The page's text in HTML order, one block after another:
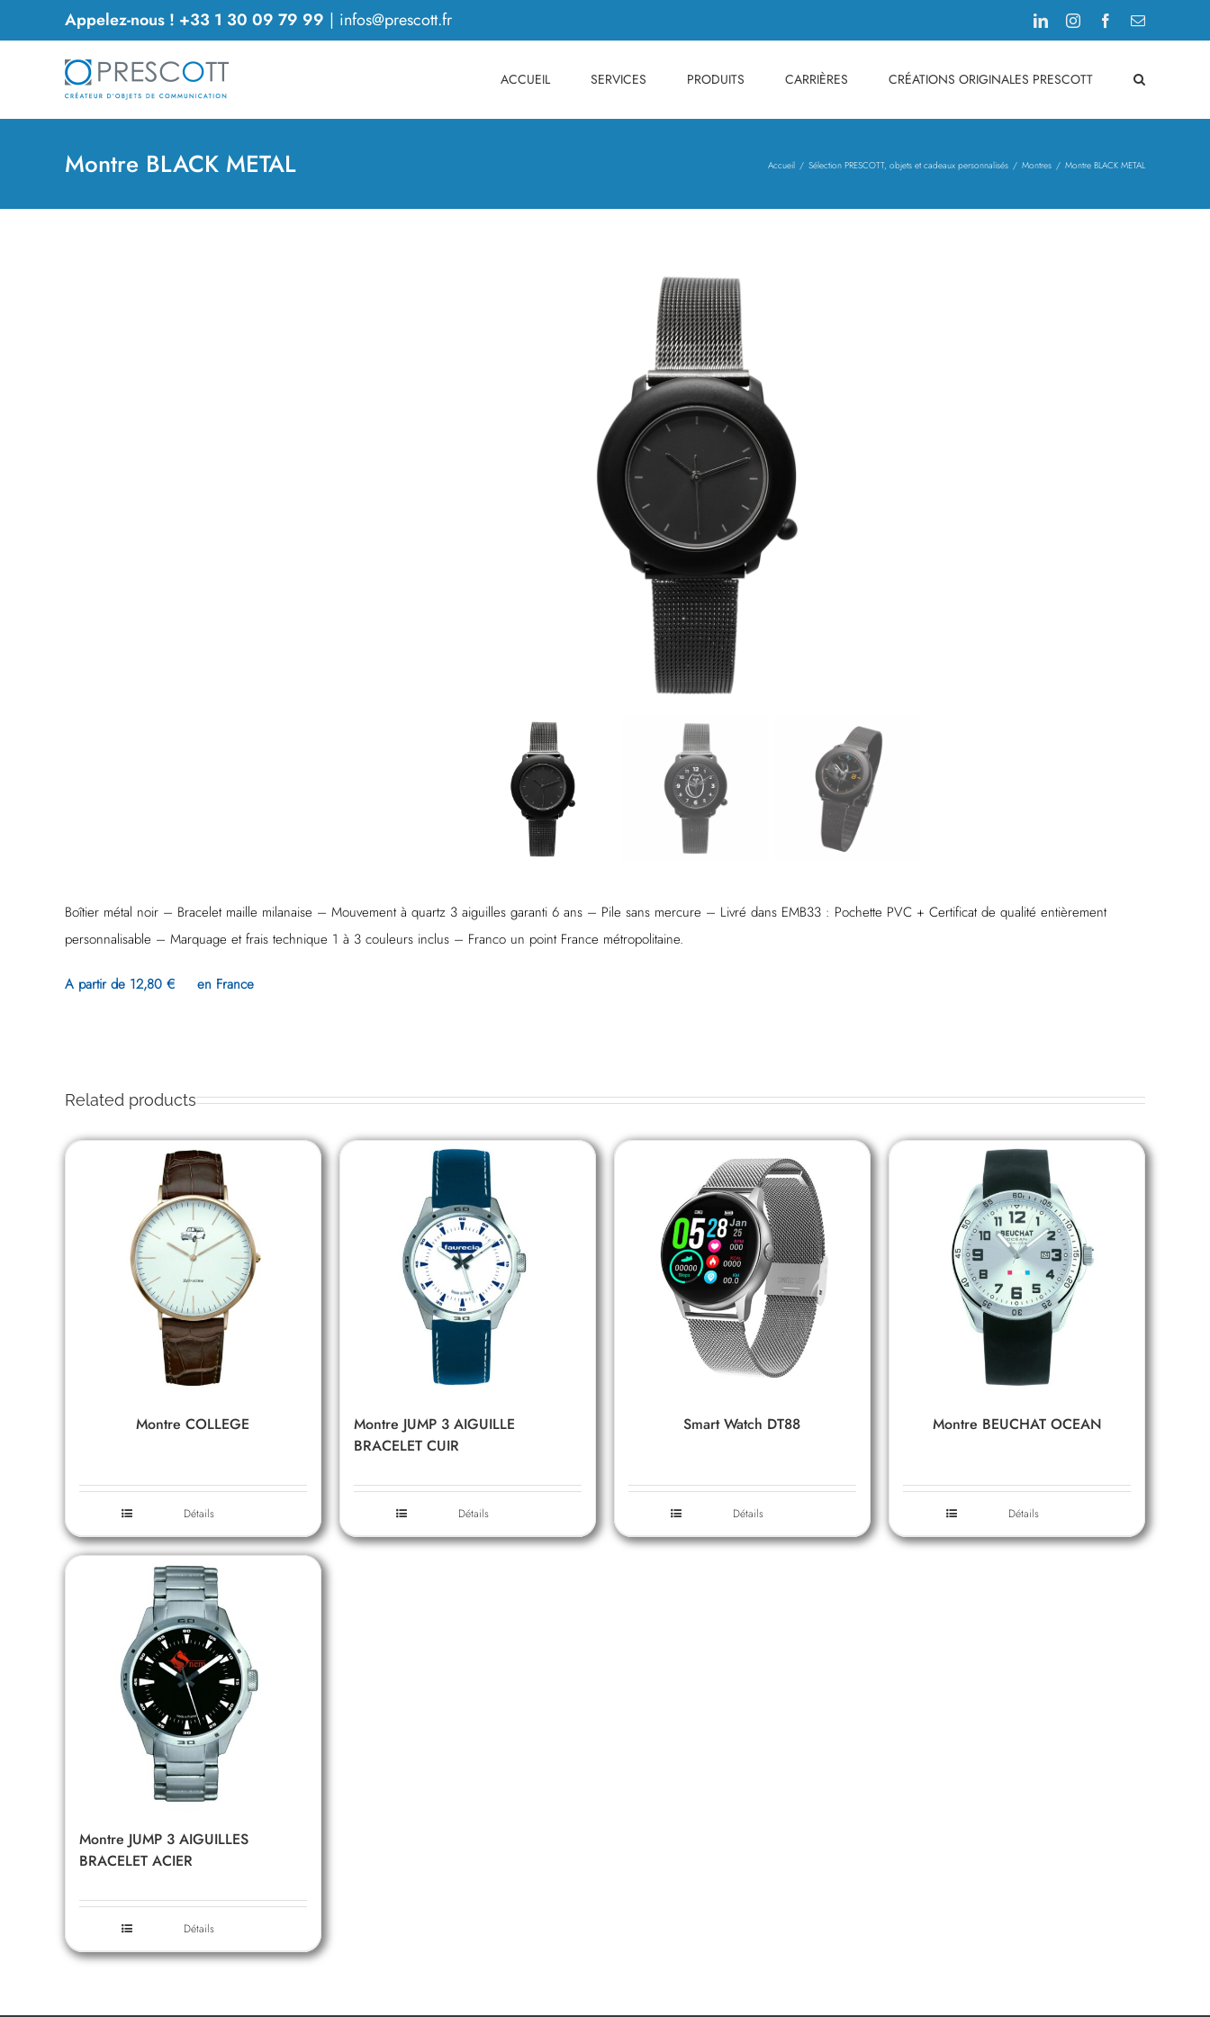
au
Appelez-nous ! +33 1 30 09 79 99 | infos@prescott.fr LinkedInInstagramFacebook
Email
ACCUEIL SERVICES PRODUITS CARRIÈRES CRÉATIONS ORIGINALES PRESCOTT
Montre BLACK METAL Accueil Sélection PRESCOTT, objets et cadeaux personnalisés Montres Montre BLACK METAL
Boîtier métal noir – Bracelet maille milanaise – Mouvement à quartz 3 aiguilles garanti 6 ans – Pile sans mercure – Livré dans EMB33 : Pochette PVC + Certificat de qualité entièrement
personnalisable – Marquage et frais technique 1 à 3 couleurs inclus – Franco un point France métropolitaine.
A partir de 12,80 € en France
Related products
Montre COLLEGE
Détails
Montre JUMP 3 AIGUILLE
BRACELET CUIR
Détails
Smart Watch DT88
Détails
Montre BEUCHAT OCEAN
Détails
Montre JUMP 3 AIGUILLES
BRACELET ACIER
Détails